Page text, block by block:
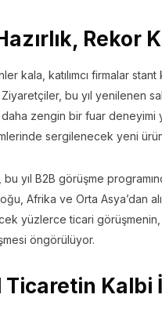
Rekor
kala, katılımcı firmalar
bu yıl yenilenen
daha zengin bir fuar
sergilenecek yeni
yıl B2B görüşme
Afrika ve Orta Asya’dan
yüzlerce ticari görüşmenin,
öngörülüyor.
Ticaretin Kalbi